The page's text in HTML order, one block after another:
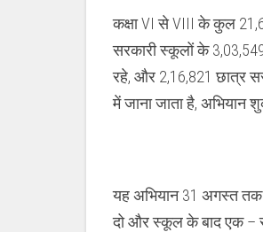
कक्षा VI से VIII के कुल
सरकारी स्कूलों के
रहे, और 2,16,821 छात्र
में जाना जाता है, अभियान
यह अभियान 31 अगस्त तक
दो और स्कूल के बाद एक –